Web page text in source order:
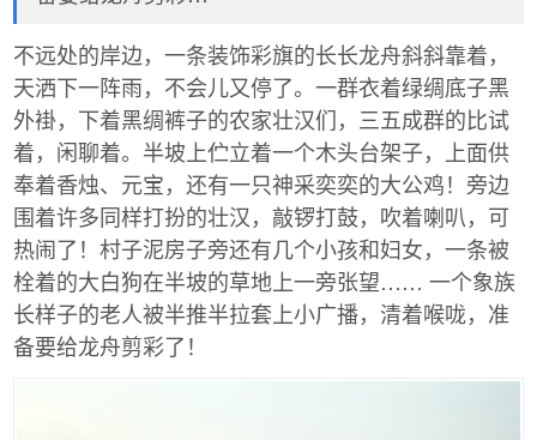
不远处的岸边，一条装饰彩旗的长长龙舟斜斜靠着，
天洒下一阵雨，不会儿又停了。一群衣着绿绸底子黑
外褂，下着黑绸裤子的农家壮汉们，三五成群的比试
着，闲聊着。半坡上伫立着一个木头台架子，上面供
奉着香烛、元宝，还有一只神采奕奕的大公鸡！旁边
围着许多同样打扮的壮汉，敲锣打鼓，吹着喇叭，可
热闹了！村子泥房子旁还有几个小孩和妇女，一条被
栓着的大白狗在半坡的草地上一旁张望…… 一个象族
长样子的老人被半推半拉套上小广播，清着喉咙，准
备要给龙舟剪彩了！